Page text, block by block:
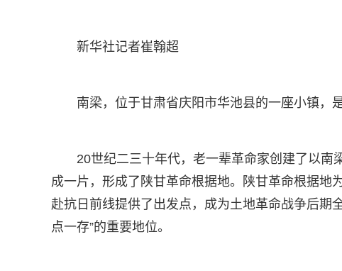
新华社记者崔翰超
南梁，位于甘肃省庆阳市华池县的一座小镇，
20世纪二三十年代，老一辈革命家创建了以
成一片，形成了陕甘革命根据地。陕甘革命根据地
赴抗日前线提供了出发点，成为土地革命战争后期
点一存”的重要地位。